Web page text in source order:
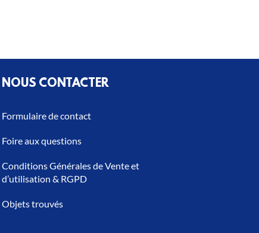
NOUS CONTACTER
Formulaire de contact
Foire aux questions
Conditions Générales de Vente et
d’utilisation & RGPD
Objets trouvés